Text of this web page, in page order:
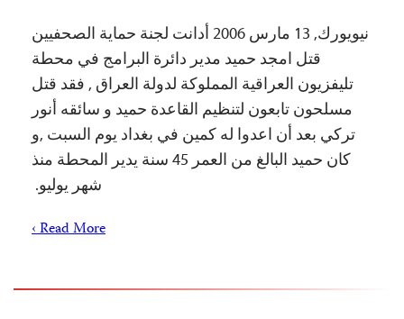
نيويورك, 13 مارس 2006 أدانت لجنة حماية الصحفيين
قتل امجد حميد مدير دائرة البرامج في محطة
تليفزيون العراقية المملوكة لدولة العراق , فقد قتل
مسلحون تابعون لتنظيم القاعدة حميد و سائقه أنور
تركي بعد أن اعدوا له كمين في بغداد يوم السبت ,و
كان حميد البالغ من العمر 45 سنة يدير المحطة منذ
شهر يوليو.
Read More ›